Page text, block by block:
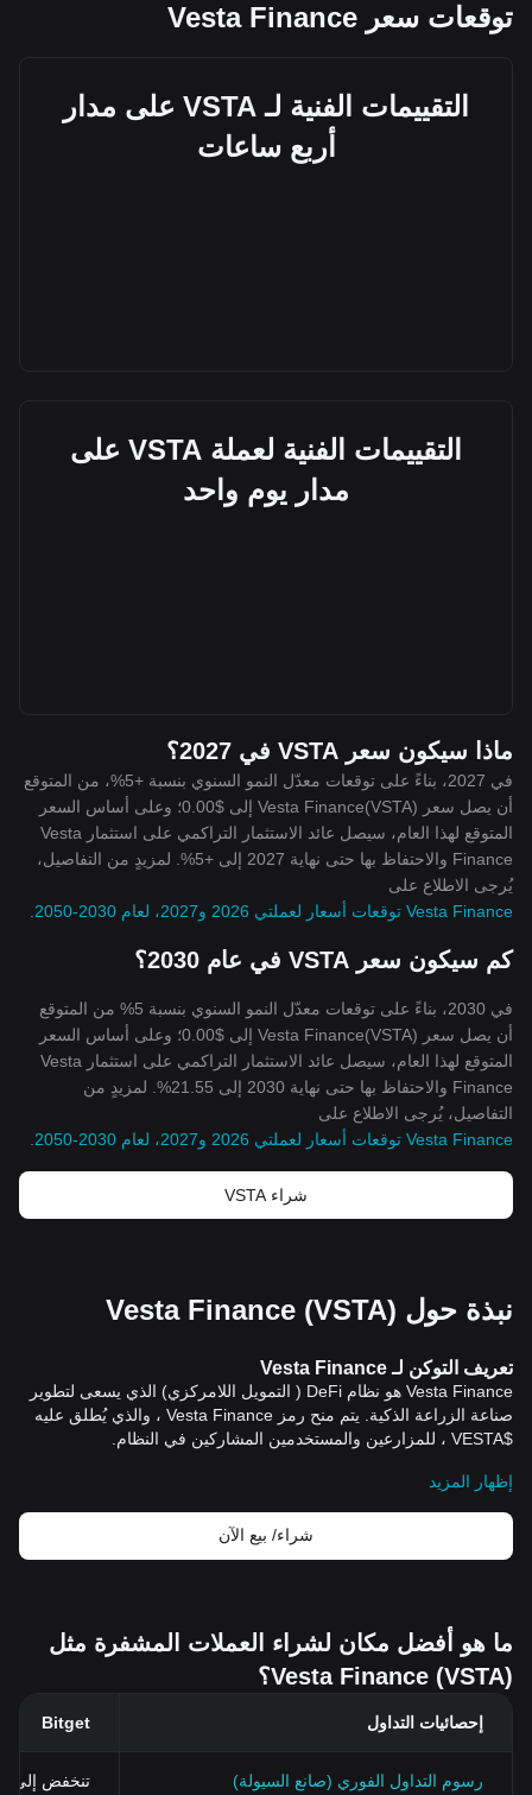
توقعات سعر Vesta Finance
التقييمات الفنية لـ VSTA على مدار
أربع ساعات
التقييمات الفنية لعملة VSTA على
مدار يوم واحد
ماذا سيكون سعر VSTA في 2027؟
في 2027، بناءً على توقعات معدّل النمو السنوي بنسبة +5%، من المتوقع
أن يصل سعر Vesta Finance(VSTA) إلى $0.00؛ وعلى أساس السعر
المتوقع لهذا العام، سيصل عائد الاستثمار التراكمي على استثمار Vesta
Finance والاحتفاظ بها حتى نهاية 2027 إلى +5%. لمزيدٍ من التفاصيل،
يُرجى الاطلاع على
Vesta Finance توقعات أسعار لعملتي 2026 و2027، لعام 2030-2050
كم سيكون سعر VSTA في عام 2030؟
في 2030، بناءً على توقعات معدّل النمو السنوي بنسبة 5% من المتوقع
أن يصل سعر Vesta Finance(VSTA) إلى $0.00؛ وعلى أساس السعر
المتوقع لهذا العام، سيصل عائد الاستثمار التراكمي على استثمار Vesta
Finance والاحتفاظ بها حتى نهاية 2030 إلى 21.55%. لمزيدٍ من
التفاصيل، يُرجى الاطلاع على
Vesta Finance توقعات أسعار لعملتي 2026 و2027، لعام 2030-2050
شراء VSTA
نبذة حول Vesta Finance (VSTA)
تعريف التوكن لـ Vesta Finance
Vesta Finance هو نظام DeFi ( التمويل اللامركزي) الذي يسعى لتطوير
صناعة الزراعة الذكية. يتم منح رمز Vesta Finance ، والذي يُطلق عليه
$VESTA ، للمزارعين والمستخدمين المشاركين في النظام.
ابتكارًا لـ Yield farming. الهدف الأساسي للمشروع هو تزويد المستثمرين
بمنصة يمكنها تحقيق أرباح مستدامة على استثماراتهم دون الحاجة إلى
القلق بشأن مخاطر السيولة والخسائر.
ميزة VestaVault
: يسمح للمستخدمين بالاستثمار في تجمعات السيولة
والتمتع بأرباح عالية.
VestaSwap الذكية
: توفر المرونة في التداول من خلال المزارع الذكية.
مستدام وطويل الأجل للمكافآت.
تزداد شعبية الـ Vesta Finance بمرور الوقت بين المستثمرين
إظهار المزيد
شراء/ بيع الآن
ما هو أفضل مكان لشراء العملات المشفرة مثل
Vesta Finance (VSTA)؟
إحصائيات التداول Bitget
رسوم التداول الفوري (صانع السيولة) تنخفض إلى 0%